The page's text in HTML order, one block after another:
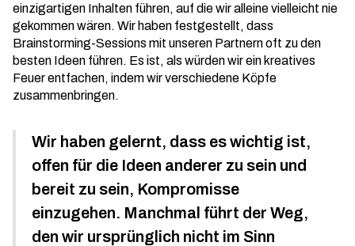
einzigartigen Inhalten führen, auf die wir alleine vielleicht nie
gekommen wären. Wir haben festgestellt, dass
Brainstorming-Sessions mit unseren Partnern oft zu den
besten Ideen führen. Es ist, als würden wir ein kreatives
Feuer entfachen, indem wir verschiedene Köpfe
zusammenbringen.
Wir haben gelernt, dass es wichtig ist,
offen für die Ideen anderer zu sein und
bereit zu sein, Kompromisse
einzugehen. Manchmal führt der Weg,
den wir ursprünglich nicht im Sinn